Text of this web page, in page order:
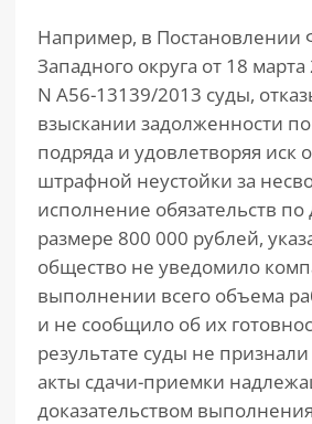
Например, в Постановлении
Западного округа от 18
N А56-13139/2013 суды,
взыскании задолженности
подряда и удовлетворяя иск
штрафной неустойки за
исполнение обязательств по
размере 800 000 рублей,
общество не уведомило
выполнении всего объема
и не сообщило об их
результате суды не
акты сдачи-приемки
доказательством